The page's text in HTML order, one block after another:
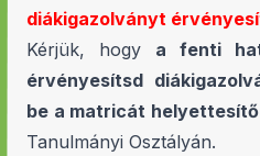
diákigazolványt
Kérjük, hogy a fenti
érvényesítsd
be a matricát
Tanulmányi Osztályán.